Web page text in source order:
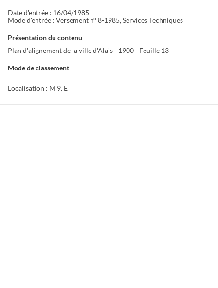
Date d'entrée : 16/04/1985
Mode d'entrée : Versement n° 8-1985, Services Techniques
Présentation du contenu
Plan d'alignement de la ville d'Alais - 1900 - Feuille 13
Mode de classement
Localisation : M 9. E